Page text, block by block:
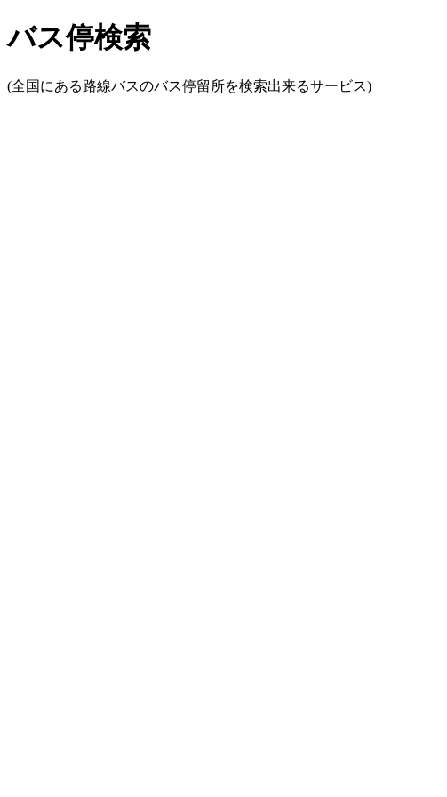
バス停検索
(全国にある路線バスのバス停留所を検索出来るサービス)